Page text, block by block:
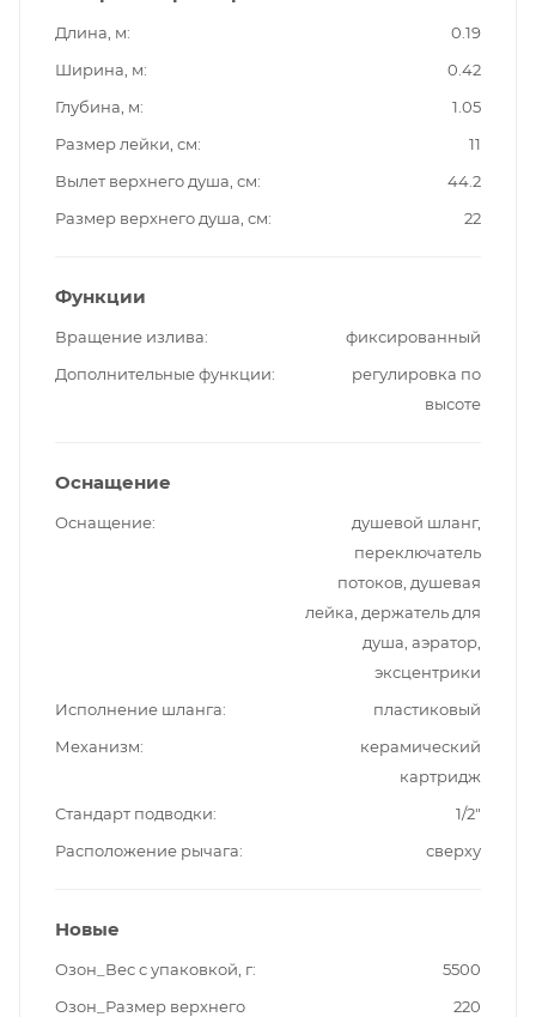
Длина, м
0.19
Ширина, м
0.42
Глубина, м
1.05
Размер лейки, см
11
Вылет верхнего душа, см
44.2
Размер верхнего душа, см
22
Функции
Вращение излива
фиксированный
Дополнительные функции
регулировка по
высоте
Оснащение
Оснащение
душевой шланг,
переключатель
потоков, душевая
лейка, держатель для
душа, аэратор,
эксцентрики
Исполнение шланга
пластиковый
Механизм
керамический
картридж
Стандарт подводки
1/2"
Расположение рычага
сверху
Новые
Озон_Вес с упаковкой, г
5500
Озон_Размер верхнего
220